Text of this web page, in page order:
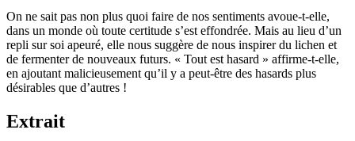
On ne sait pas non plus quoi faire de nos sentiments avoue-t-elle,
dans un monde où toute certitude s’est effondrée. Mais au lieu d’un
repli sur soi apeuré, elle nous suggère de nous inspirer du lichen et
de fermenter de nouveaux futurs. « Tout est hasard » affirme-t-elle,
en ajoutant malicieusement qu’il y a peut-être des hasards plus
désirables que d’autres !
Extrait